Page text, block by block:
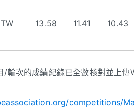
TW 13.58 11.41 10.43
/輪次的成績紀錄已全數核對並上
competitions/